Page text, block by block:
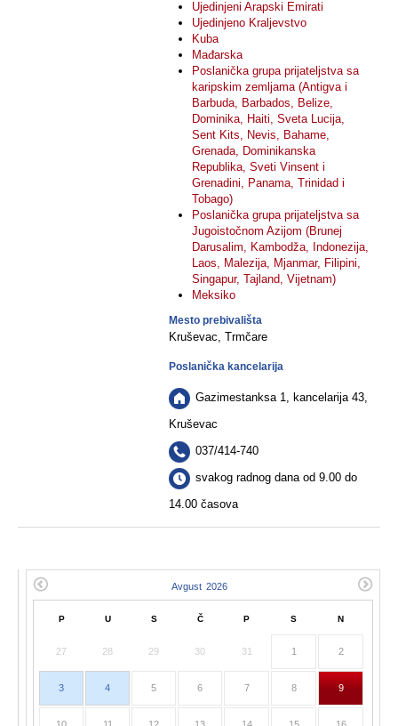
Ujedinjeni Arapski Emirati
Ujedinjeno Kraljevstvo
Kuba
Mađarska
Poslanička grupa prijateljstva sa
karipskim zemljama (Antigva i
Barbuda, Barbados, Belize,
Dominika, Haiti, Sveta Lucija,
Sent Kits, Nevis, Bahame,
Grenada, Dominikanska
Republika, Sveti Vinsent i
Grenadini, Panama, Trinidad i
Tobago)
Poslanička grupa prijateljstva sa
Jugoistočnom Azijom (Brunej
Darusalim, Kambodža, Indonezija,
Laos, Malezija, Mjanmar, Filipini,
Singapur, Tajland, Vijetnam)
Meksiko
Mesto prebivališta
Kruševac, Trmčare
Poslanička kancelarija
Gazimestanksa 1, kancelarija 43,
Kruševac
037/414-740
svakog radnog dana od 9.00 do
14.00 časova
P U S Č P S N
27 28 29 30 31 1 2
3 4 5 6 7 8 9